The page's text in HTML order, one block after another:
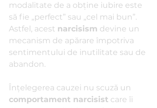
modalitate de a obține iubire este
să fie „perfect” sau „cel mai bun”.
Astfel, acest narcisism devine un
mecanism de apărare împotriva
sentimentului de inutilitate sau de
abandon.
Înțelegerea cauzei nu scuză un
comportament narcisist care îi